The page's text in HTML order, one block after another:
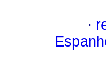
·